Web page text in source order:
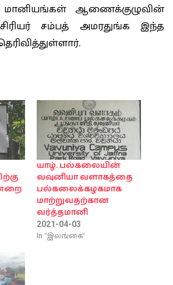
ஆணைக்குழுவின்
சம்பத் அமரதுங்க இந்த
யாழ். பல்கலையின்
வவுனியா வளாகத்தை
பல்கலைக்கழகமாக
மாற்றுவதற்கான
வர்த்தமானி
2021-04-03
In "இலங்கை"